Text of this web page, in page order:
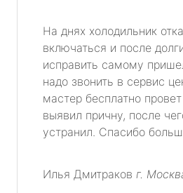
На днях холодильник
включаться и после
исправить самому
надо звонить в сервис
мастер бесплатно
выявил причну, после
устранил. Спасибо
Илья Дмитраков г.